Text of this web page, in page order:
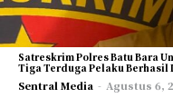
Satreskrim Polres Batu Bara
Tiga Terduga Pelaku Berhasil
Sentral Media - Agustus 6,